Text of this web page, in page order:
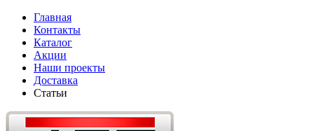
Главная
Контакты
Каталог
Акции
Наши проекты
Доставка
Статьи